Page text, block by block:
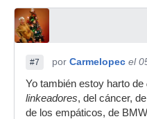
#7 por Carmelopec el
Yo también estoy harto de
linkeadores, del cáncer,
de los empáticos, de